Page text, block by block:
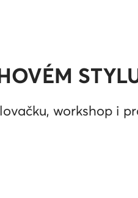
workshop i